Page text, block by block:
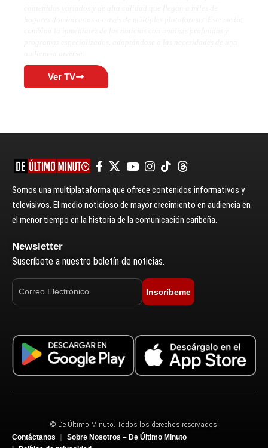
Ver TV
Somos una multiplataforma que ofrece contenidos informativos y
televisivos. El medio noticioso de mayor crecimiento en audiencia en
el menor tiempo en la historia de la comunicación caribeña.
Newsletter
Suscríbete a nuestro boletín de noticias.
Inscríbeme
© De Último Minuto. Todos los derechos reservados.
Contáctanos
Sobre Nosotros – De Último Minuto